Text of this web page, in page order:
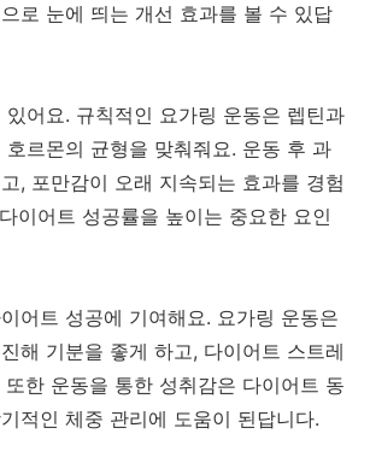
로 눈에 띄는 개선 효과를 볼 수 있답
어요. 규칙적인 요가링 운동은 렙틴과
호르몬의 균형을 맞춰줘요. 운동 후 과
, 포만감이 오래 지속되는 효과를 경험
이어트 성공률을 높이는 중요한 요인
어트 성공에 기여해요. 요가링 운동은
해 기분을 좋게 하고, 다이어트 스트레
한 운동을 통한 성취감은 다이어트 동
적인 체중 관리에 도움이 된답니다.